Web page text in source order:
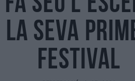
la seva
festival